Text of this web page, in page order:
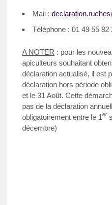
Mail :
Téléphone : 01 49 55 82
A NOTER : pour les
apiculteurs souhaitant
déclaration actualisé, il est
déclaration hors période
et le 31 Août. Cette
pas de la déclaration
obligatoirement entre le 1er
décembre)